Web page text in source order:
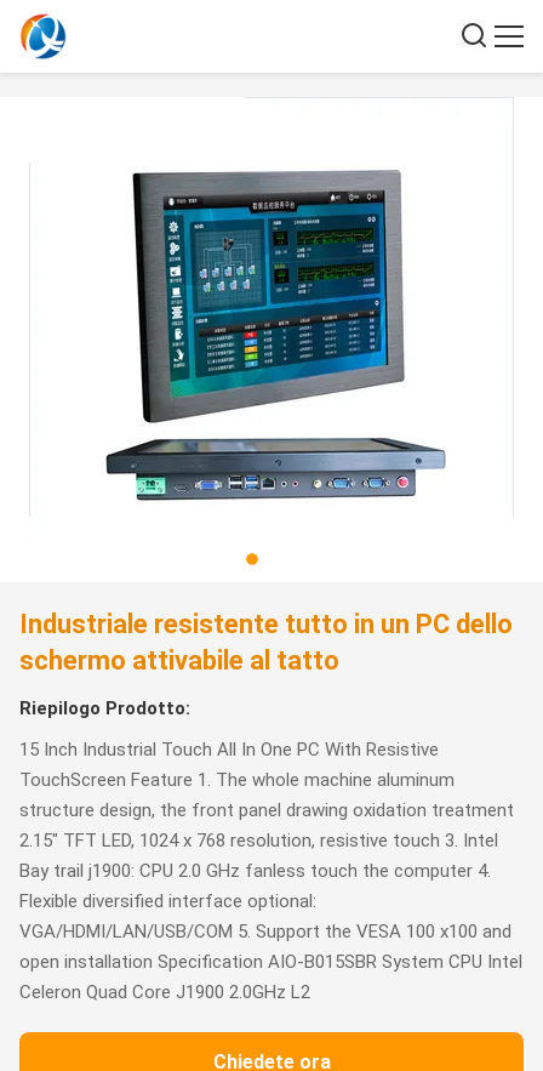
Industriale resistente tutto in un PC dello
schermo attivabile al tatto
Riepilogo Prodotto:
15 Inch Industrial Touch All In One PC With Resistive
TouchScreen Feature 1. The whole machine aluminum
structure design, the front panel drawing oxidation treatment
2.15" TFT LED, 1024 x 768 resolution, resistive touch 3. Intel
Bay trail j1900: CPU 2.0 GHz fanless touch the computer 4.
Flexible diversified interface optional:
VGA/HDMI/LAN/USB/COM 5. Support the VESA 100 x100 and
open installation Specification AIO-B015SBR System CPU Intel
Celeron Quad Core J1900 2.0GHz L2
Chiedete ora